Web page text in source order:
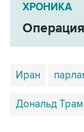
ХРОНИКА
Иран
Дональд